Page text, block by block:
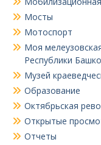
Мосты
Мотоспорт
Моя
Республики
Музей
Образование
Октябрьская
Открытые
Отчеты